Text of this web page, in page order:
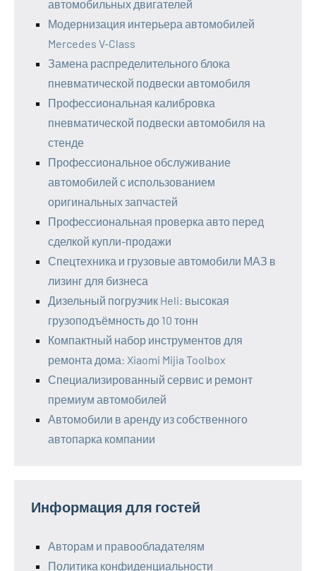
автомобильных двигателей
Модернизация интерьера автомобилей
Mercedes V-Class
Замена распределительного блока
пневматической подвески автомобиля
Профессиональная калибровка
пневматической подвески автомобиля на
стенде
Профессиональное обслуживание
автомобилей с использованием
оригинальных запчастей
Профессиональная проверка авто перед
сделкой купли-продажи
Спецтехника и грузовые автомобили МАЗ в
лизинг для бизнеса
Дизельный погрузчик Heli: высокая
грузоподъёмность до 10 тонн
Компактный набор инструментов для
ремонта дома: Xiaomi Mijia Toolbox
Специализированный сервис и ремонт
премиум автомобилей
Автомобили в аренду из собственного
автопарка компании
Информация для гостей
Авторам и правообладателям
Политика конфиденциальности